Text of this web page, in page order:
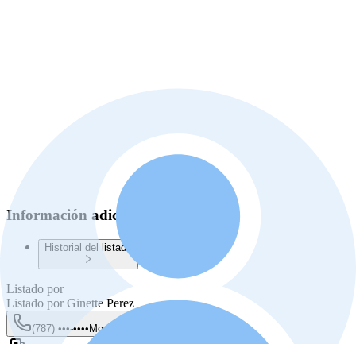
Información adicional
Historial del listado
Listado por
Listado por Ginette Perez
(787) •••-•••• Mostrar